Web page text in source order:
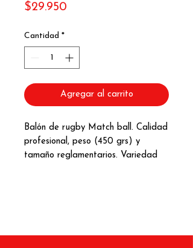
$29.950
Cantidad *
Agregar al carrito
Balón de rugby Match ball. Calidad
profesional, peso (450 grs) y
tamaño reglamentarios. Variedad